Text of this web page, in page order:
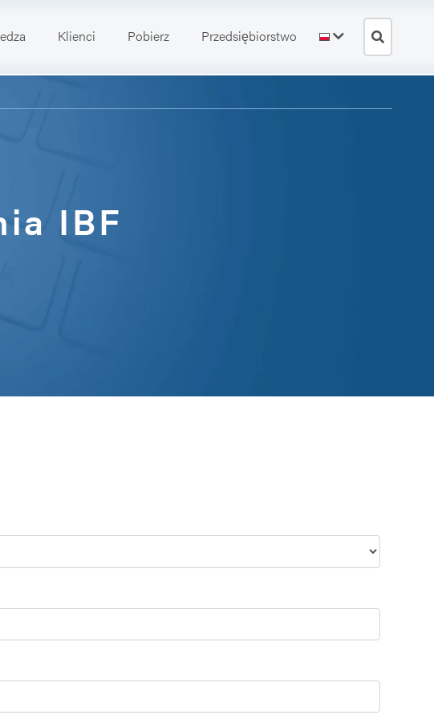
Klienci Pobierz Przedsiębiorstwo
IBF